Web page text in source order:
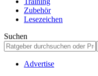
Zubehör
Lesezeichen
Suchen
Advertise